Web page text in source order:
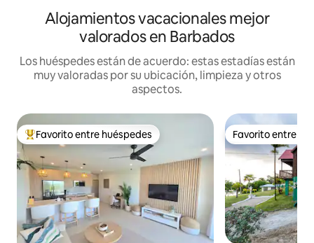
Alojamientos vacacionales mejor
valorados en Barbados
Los huéspedes están de acuerdo: estas estadías están
muy valoradas por su ubicación, limpieza y otros
aspectos.
Favorito entre huéspedes preferido
Favorito entre huéspedes Favorito entre
Favorito entre